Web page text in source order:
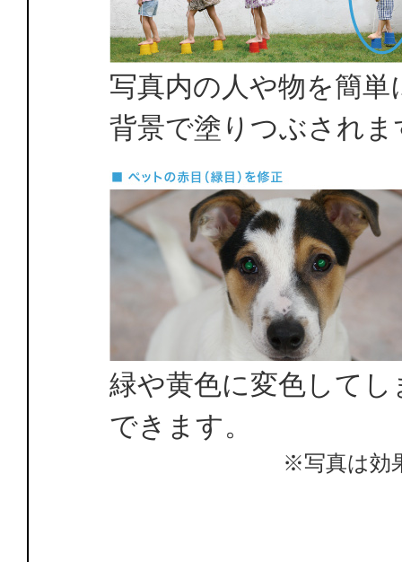
写真内の人や物を簡
背景で塗りつぶされま
緑や黄色に変色して
できます。
※写真は効